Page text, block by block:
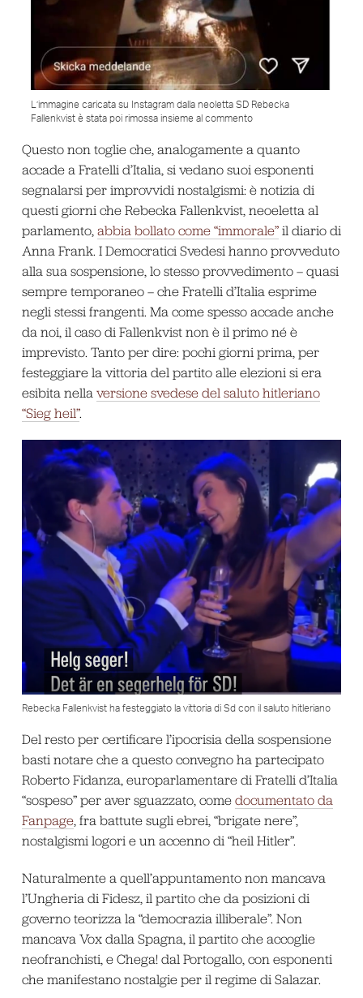
L’immagine caricata su Instagram dalla neoletta SD Rebecka
Fallenkvist è stata poi rimossa insieme al commento
Questo non toglie che, analogamente a quanto
accade a Fratelli d’Italia, si vedano suoi esponenti
segnalarsi per improvvidi nostalgismi: è notizia di
questi giorni che Rebecka Fallenkvist, neoeletta al
parlamento, abbia bollato come “immorale”il diario di
Anna Frank. I Democratici Svedesi hanno provveduto
alla sua sospensione, lo stesso provvedimento – quasi
sempre temporaneo – che Fratelli d’Italia esprime
negli stessi frangenti. Ma come spesso accade anche
da noi, il caso di Fallenkvist non è il primo né è
imprevisto. Tanto per dire: pochi giorni prima, per
festeggiare la vittoria del partito alle elezioni si era
esibita nella versione svedese del saluto hitleriano
“Sieg heil”.
Rebecka Fallenkvist ha festeggiato la vittoria di Sd con il saluto hitleriano
Del resto per certificare l’ipocrisia della sospensione
basti notare che a questo convegno ha partecipato
Roberto Fidanza, europarlamentare di Fratelli d’Italia
“sospeso” per aver sguazzato, come documentato da
Fanpage, fra battute sugli ebrei, “brigate nere”,
nostalgismi logori e un accenno di “heil Hitler”.
Naturalmente a quell’appuntamento non mancava
l’Ungheria di Fidesz, il partito che da posizioni di
governo teorizza la “democrazia illiberale”. Non
mancava Vox dalla Spagna, il partito che accoglie
neofranchisti, e Chega! dal Portogallo, con esponenti
che manifestano nostalgie per il regime di Salazar.